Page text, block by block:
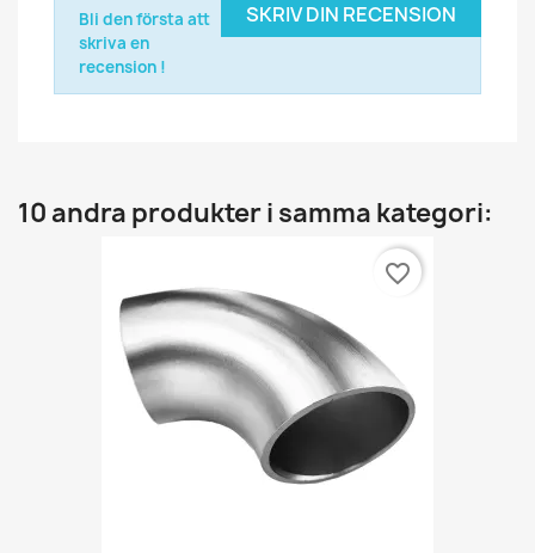
SKRIV DIN RECENSION
Bli den första att
skriva en
recension !
10 andra produkter i samma kategori:
favorite_border